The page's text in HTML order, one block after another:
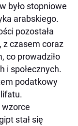
było stopniowe
arabskiego.
pozostała
z czasem coraz
co prowadziło
i społecznych.
podatkowy
stał się